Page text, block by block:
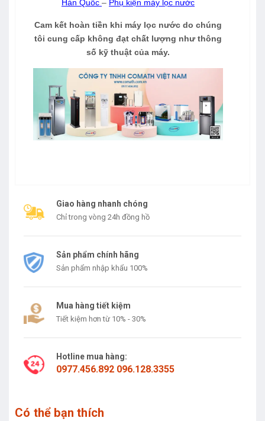
Hàn Quốc – Phụ kiện máy lọc nước
Cam kết hoàn tiền khi máy lọc nước do chúng
tôi cung cấp không đạt chất lượng như thông
số kỹ thuật của máy.
Giao hàng nhanh chóng
Chỉ trong vòng 24h đồng hồ
Sản phẩm chính hãng
Sản phẩm nhập khẩu 100%
Mua hàng tiết kiệm
Tiết kiệm hơn từ 10% - 30%
Hotline mua hàng:
0977.456.892 096.128.3355
Có thể bạn thích